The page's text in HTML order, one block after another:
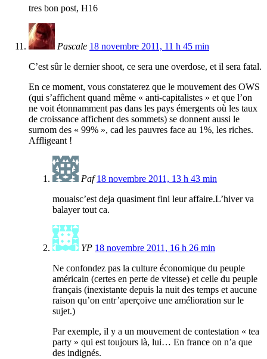
tres bon post, H16
Pascale 18 novembre 2011, 11 h 45 min
C’est sûr le dernier shoot, ce sera une overdose, et il sera fatal.
En ce moment, vous constaterez que le mouvement des OWS
(qui s’affichent quand même « anti-capitalistes » et que l’on
ne voit étonnamment pas dans les pays émergents où les taux
de croissance affichent des sommets) se donnent aussi le
surnom des « 99% », cad les pauvres face au 1%, les riches.
Affligeant !
Paf 18 novembre 2011, 13 h 43 min
mouaisc’est deja quasiment fini leur affaire.L’hiver va
balayer tout ca.
YP 18 novembre 2011, 16 h 26 min
Ne confondez pas la culture économique du peuple
américain (certes en perte de vitesse) et celle du peuple
français (inexistante depuis la nuit des temps et aucune
raison qu’on entr’aperçoive une amélioration sur le
sujet.)
Par exemple, il y a un mouvement de contestation « tea
party » qui est toujours là, lui… En france on n’a que
des indignés.